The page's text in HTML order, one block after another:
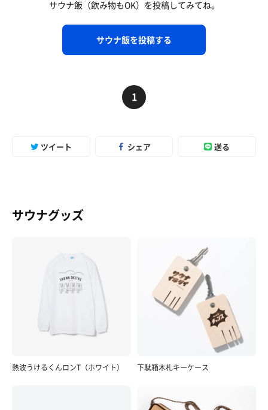
サウナ飯（飲み物もOK）を投稿してみてね。
サウナ飯を投稿する
1
ツイート シェア 送る
サウナグッズ
熱波うけるくんロンT（ホワイト） 下駄箱木札キーケース